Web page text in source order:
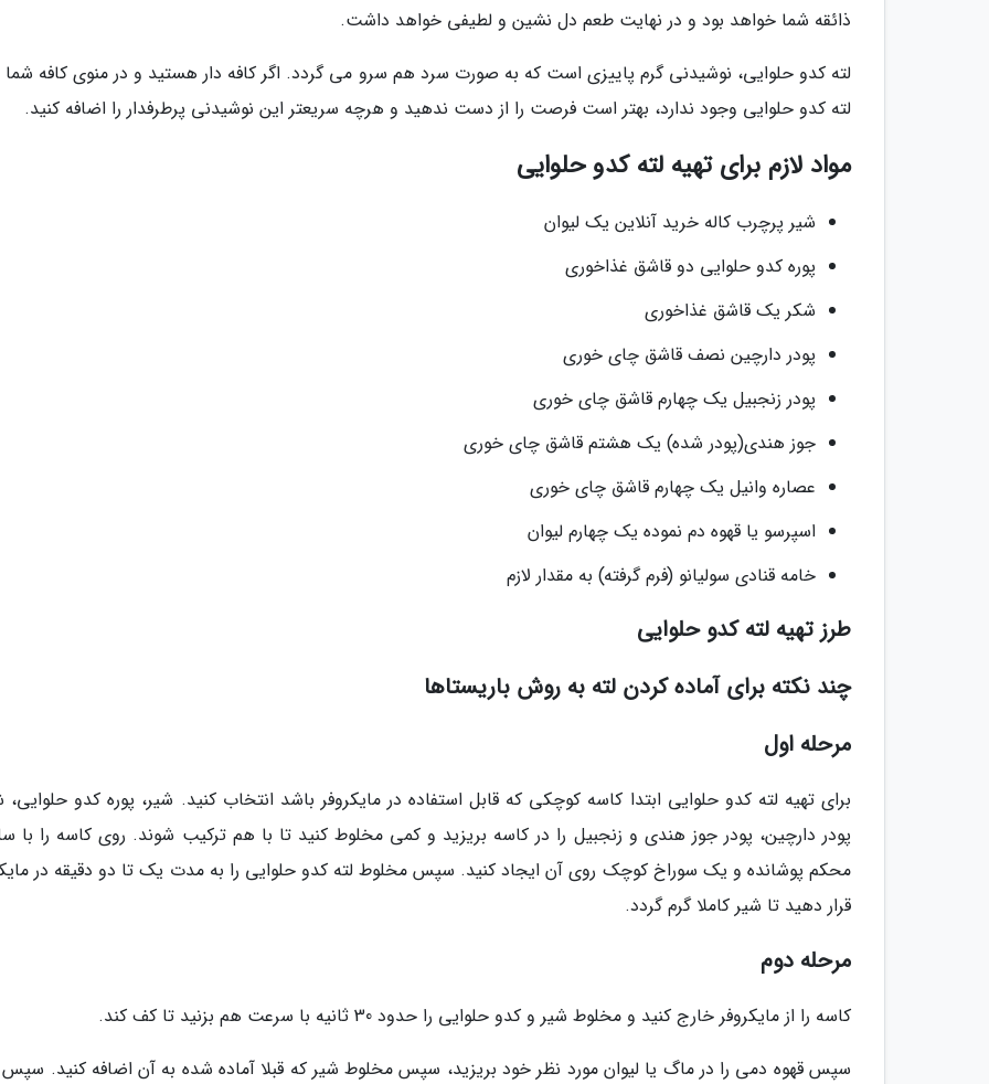
ذائقه شما خواهد بود و در نهایت طعم دل نشین و لطیفی خواهد داشت.
لته کدو حلوایی، نوشیدنی گرم پاییزی است که به صورت سرد هم سرو می گردد. اگر کافه دار هستید و در منوی کافه شما
لته کدو حلوایی وجود ندارد، بهتر است فرصت را از دست ندهید و هرچه سریعتر این نوشیدنی پرطرفدار را اضافه کنید.
مواد لازم برای تهیه لته کدو حلوایی
شیر پرچرب کاله خرید آنلاین یک لیوان
پوره کدو حلوایی دو قاشق غذاخوری
شکر یک قاشق غذاخوری
پودر دارچین نصف قاشق چای خوری
پودر زنجبیل یک چهارم قاشق چای خوری
جوز هندی(پودر شده) یک هشتم قاشق چای خوری
عصاره وانیل یک چهارم قاشق چای خوری
اسپرسو یا قهوه دم نموده یک چهارم لیوان
خامه قنادی سولیانو (فرم گرفته) به مقدار لازم
طرز تهیه لته کدو حلوایی
چند نکته برای آماده کردن لته به روش باریستاها
مرحله اول
برای تهیه لته کدو حلوایی ابتدا کاسه کوچکی که قابل استفاده در مایکروفر باشد انتخاب کنید. شیر، پوره کدو حلوایی،
پودر دارچین، پودر جوز هندی و زنجبیل را در کاسه بریزید و کمی مخلوط کنید تا با هم ترکیب شوند. روی کاسه را با
محکم پوشانده و یک سوراخ کوچک روی آن ایجاد کنید. سپس مخلوط لته کدو حلوایی را به مدت یک تا دو دقیقه در
قرار دهید تا شیر کاملا گرم گردد.
مرحله دوم
کاسه را از مایکروفر خارج کنید و مخلوط شیر و کدو حلوایی را حدود 30 ثانیه با سرعت هم بزنید تا کف کند.
سپس قهوه دمی را در ماگ یا لیوان مورد نظر خود بریزید، سپس مخلوط شیر که قبلا آماده شده به آن اضافه کنید.